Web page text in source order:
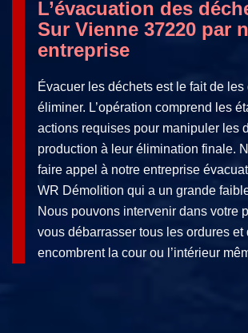
L’évacuation des
Sur Vienne 37220 par
entreprise
Évacuer les déchets est le fait de
éliminer. L’opération comprend les
actions requises pour manipuler les
production à leur élimination finale.
faire appel à notre entreprise
WR Démolition qui a un grande
Nous pouvons intervenir dans votre
vous débarrasser tous les ordures et
encombrent la cour ou l’intérieur